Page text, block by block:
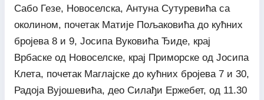
Сабо Гезе, Новоселска, Антуна Сутуревића са
околином, почетак Матије Пољаковића до кућних
бројева 8 и 9, Јосипа Вуковића Ђиде, крај
Врбаске од Новоселске, крај Приморске од Јосипа
Клета, почетак Маглајске до кућних бројева 7 и 30,
Радоја Вујошевића, део Силађи Ержебет, од 11.30